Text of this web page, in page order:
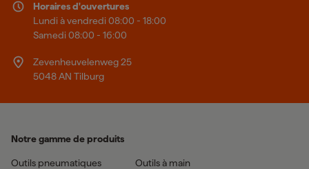
Horaires d'ouvertures
Lundi à vendredi 08:00 - 18:00
Samedi 08:00 - 16:00
Zevenheuvelenweg 25
5048 AN Tilburg
Notre gamme de produits
Outils pneumatiques
Outils à main